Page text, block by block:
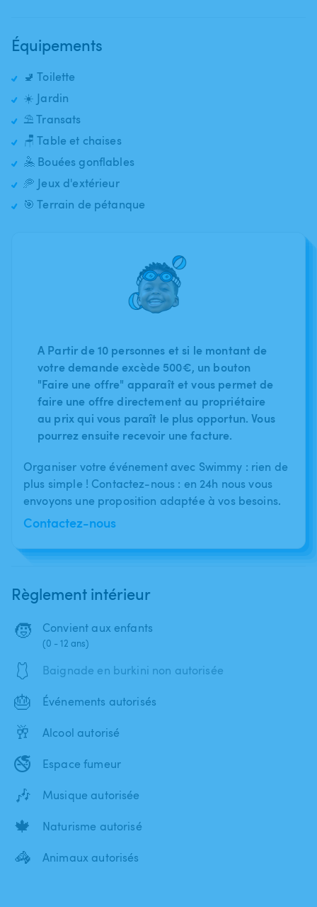
Équipements
🚽 Toilette
☀️ Jardin
⛱️ Transats
🪑 Table et chaises
🤽 Bouées gonflables
🥏 Jeux d'extérieur
🎯 Terrain de pétanque
A Partir de 10 personnes et si le montant de
votre demande excède 500€, un bouton
"Faire une offre" apparaît et vous permet de
faire une offre directement au propriétaire
au prix qui vous paraît le plus opportun. Vous
pourrez ensuite recevoir une facture.
Organiser votre événement avec Swimmy : rien de
plus simple ! Contactez-nous : en 24h nous vous
envoyons une proposition adaptée à vos besoins.
Contactez-nous
Règlement intérieur
🧒 Convient aux enfants
(0 - 12 ans)
🩱 Baignade en burkini non autorisée
🎂 Événements autorisés
🥂 Alcool autorisé
🚭 Espace fumeur
🎶 Musique autorisée
🍁 Naturisme autorisé
🦓 Animaux autorisés